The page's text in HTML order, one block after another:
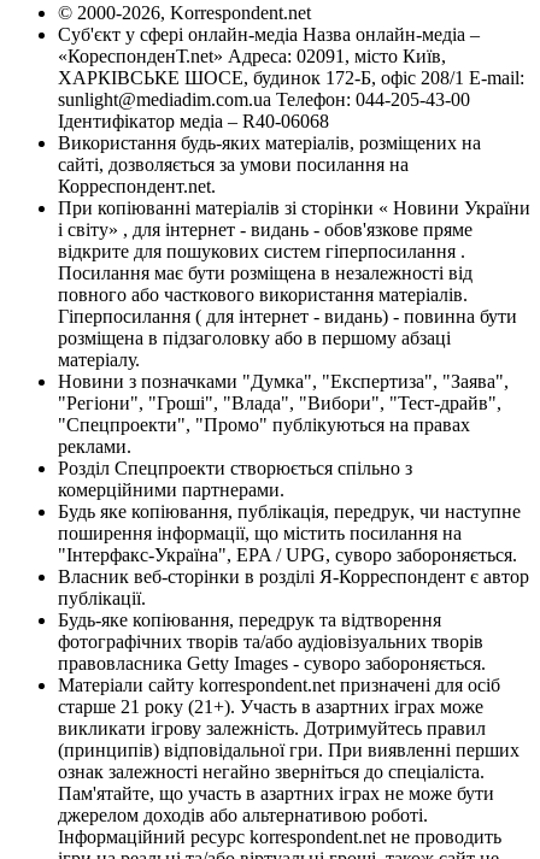
© 2000-2026, Korrespondent.net
Суб'єкт у сфері онлайн-медіа Назва онлайн-медіа –
«КореспонденТ.net» Адреса: 02091, місто Київ,
ХАРКІВСЬКЕ ШОСЕ, будинок 172-Б, офіс 208/1 E-mail:
sunlight@mediadim.com.ua Телефон: 044-205-43-00
Ідентифікатор медіа – R40-06068
Використання будь-яких матеріалів, розміщених на
сайті, дозволяється за умови посилання на
Корреспондент.net.
При копіюванні матеріалів зі сторінки « Новини України
і світу» , для інтернет - видань - обов'язкове пряме
відкрите для пошукових систем гіперпосилання .
Посилання має бути розміщена в незалежності від
повного або часткового використання матеріалів.
Гіперпосилання ( для інтернет - видань) - повинна бути
розміщена в підзаголовку або в першому абзаці
матеріалу.
Новини з позначками "Думка", "Експертиза", "Заява",
"Регіони", "Гроші", "Влада", "Вибори", "Тест-драйв",
"Спецпроекти", "Промо" публікуються на правах
реклами.
Розділ Спецпроекти створюється спільно з
комерційними партнерами.
Будь яке копіювання, публікація, передрук, чи наступне
поширення інформації, що містить посилання на
"Інтерфакс-Україна", EPA / UPG, суворо забороняється.
Власник веб-сторінки в розділі Я-Корреспондент є автор
публікації.
Будь-яке копіювання, передрук та відтворення
фотографічних творів та/або аудіовізуальних творів
правовласника Getty Images - суворо забороняється.
Матеріали сайту korrespondent.net призначені для осіб
старше 21 року (21+). Участь в азартних іграх може
викликати ігрову залежність. Дотримуйтесь правил
(принципів) відповідальної гри. При виявленні перших
ознак залежності негайно зверніться до спеціаліста.
Пам'ятайте, що участь в азартних іграх не може бути
джерелом доходів або альтернативою роботі.
Інформаційний ресурс korrespondent.net не проводить